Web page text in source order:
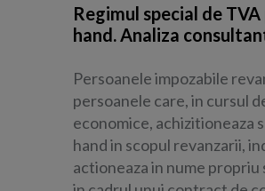
Regimul special de
hand. Analiza
Persoanele impozabile
persoanele care, in cursul
economice, achizitioneaza
hand in scopul revanzarii,
actioneaza in nume propriu